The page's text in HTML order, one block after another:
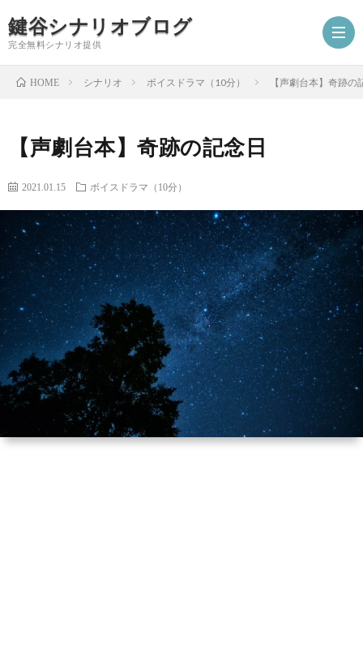
鍵谷シナリオブログ
完全無料シナリオ提供
ム
ロ
フ
ィ
シ
ナ
リ
お
仕シ
HOME シナリオ ボイスドラマ（10分） 【声劇台本】奇跡の
【声劇台本】奇跡の記念日
2021.01.15 ボイスドラマ（10分）